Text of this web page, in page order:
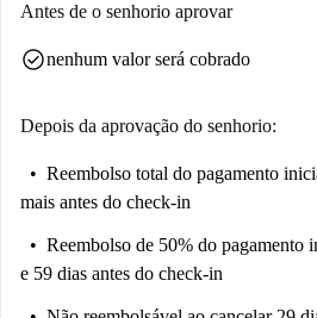
Antes de o senhorio aprovar
check_circlenenhum valor será cobrado
Depois da aprovação do senhorio:
Reembolso total do pagamento
mais antes do check-in
Reembolso de 50% do pagamento
e 59 dias antes do check-in